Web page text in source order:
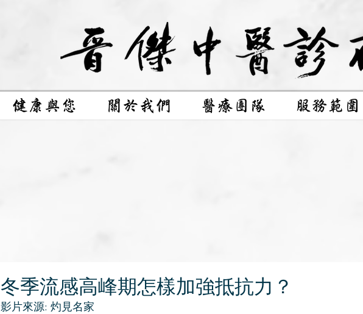
健康與您 關於我們 醫療團隊 服務範圍
冬季流感高峰期怎樣加強抵抗力？
影片來源: 灼見名家